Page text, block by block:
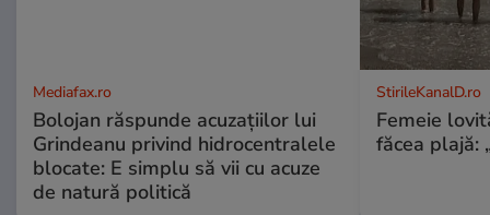
Mediafax.ro
Bolojan răspunde acuzațiilor lui
Grindeanu privind hidrocentralele
blocate: E simplu să vii cu acuze
de natură politică
StirileKanalD.ro
Femeie
făcea plajă: